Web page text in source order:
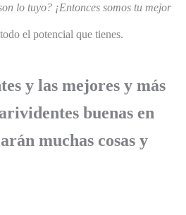
lo tuyo? ¡Entonces somos tu mejor
el potencial que tienes.
y las mejores y más
buenas en
muchas cosas y